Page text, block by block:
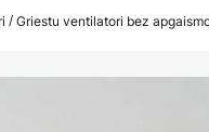
Griestu ventilatori bez